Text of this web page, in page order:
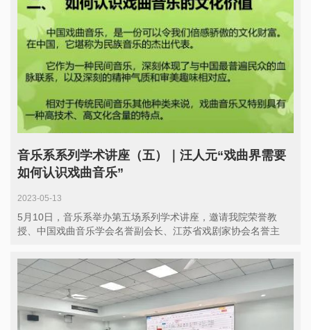
音乐系系列学术讲座（五）｜汪人元“戏曲界需要
如何认识戏曲音乐”
2023-05-13
5月10日，音乐系举办第五场系列学术讲座，邀请我院荣誉教
授、中国戏曲音乐学会名誉副会长、江苏省戏剧家协会名誉主